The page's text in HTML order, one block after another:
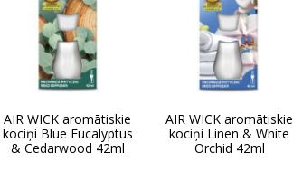
AIR WICK aromātiskie
kociņi Blue Eucalyptus
& Cedarwood 42ml
AIR WICK aromātiskie
kociņi Linen & White
Orchid 42ml